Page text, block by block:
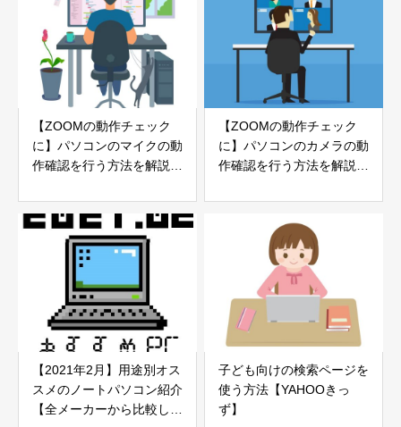
【ZOOMの動作チェック
に】パソコンのマイクの動
作確認を行う方法を解説
【ZOOMの動作チェック
に】パソコンのカメラの動
作確認を行う方法を解説
【2021年2月】用途別オス
スメのノートパソコン紹介
【全メーカーから比較しま
子ども向けの検索ページを
使う方法【YAHOOきっ
ず】